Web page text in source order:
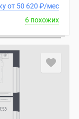
В ипотеку от 50 620 ₽/мес
6 похожих